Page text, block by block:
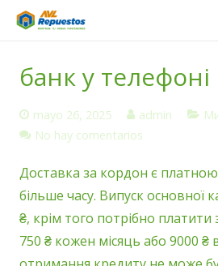
Servicio Técnico
Nosotros
Contacto
банк у телефоні
mayo 26, 2025 admin
No hay comentarios
Доставка за кордон є
більше часу. Випуск основної
₴, крім того потрібно платити
750 ₴ кожен місяць або 9000 ₴